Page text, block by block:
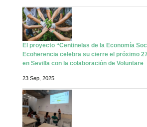
El proyecto “Centinelas de la Economía
Ecoherencia celebra su cierre el próximo
en Sevilla con la colaboración de Voluntare
23 Sep, 2025